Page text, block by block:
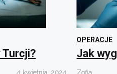
Turcji?
OPERACJE
Jak